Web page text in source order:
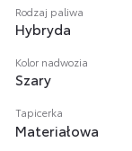
Rodzaj paliwa
Hybryda
Kolor nadwozia
Szary
Tapicerka
Materiałowa